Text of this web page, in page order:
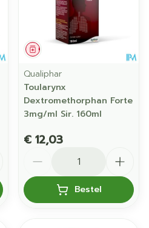
Geneesmiddel
Qualiphar
Toularynx
Dextromethorphan Forte
3mg/ml Sir. 160ml
€ 12,03
Bestel